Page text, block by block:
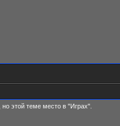
этой теме место в "Играх".